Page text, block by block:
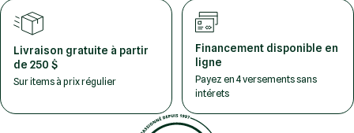
Livraison gratuite à partir
de 250 $
Sur items à prix régulier
Financement disponible en
ligne
Payez en 4 versements sans
intérets